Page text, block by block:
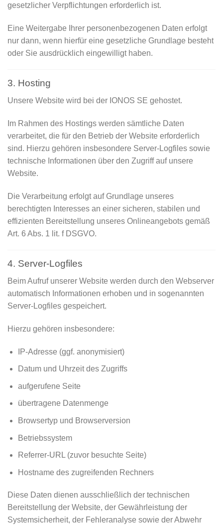
gesetzlicher Verpflichtungen erforderlich ist.
Eine Weitergabe Ihrer personenbezogenen Daten erfolgt
nur dann, wenn hierfür eine gesetzliche Grundlage besteht
oder Sie ausdrücklich eingewilligt haben.
3. Hosting
Unsere Website wird bei der IONOS SE gehostet.
Im Rahmen des Hostings werden sämtliche Daten
verarbeitet, die für den Betrieb der Website erforderlich
sind. Hierzu gehören insbesondere Server-Logfiles sowie
technische Informationen über den Zugriff auf unsere
Website.
Die Verarbeitung erfolgt auf Grundlage unseres
berechtigten Interesses an einer sicheren, stabilen und
effizienten Bereitstellung unseres Onlineangebots gemäß
Art. 6 Abs. 1 lit. f DSGVO.
4. Server-Logfiles
Beim Aufruf unserer Website werden durch den Webserver
automatisch Informationen erhoben und in sogenannten
Server-Logfiles gespeichert.
Hierzu gehören insbesondere:
IP-Adresse (ggf. anonymisiert)
Datum und Uhrzeit des Zugriffs
aufgerufene Seite
übertragene Datenmenge
Browsertyp und Browserversion
Betriebssystem
Referrer-URL (zuvor besuchte Seite)
Hostname des zugreifenden Rechners
Diese Daten dienen ausschließlich der technischen
Bereitstellung der Website, der Gewährleistung der
Systemsicherheit, der Fehleranalyse sowie der Abwehr